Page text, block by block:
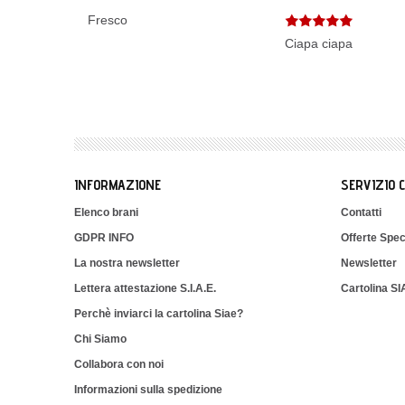
Fresco
Ciapa ciapa
INFORMAZIONE
Elenco brani
GDPR INFO
La nostra newsletter
Lettera attestazione S.I.A.E.
Perchè inviarci la cartolina Siae?
Chi Siamo
Collabora con noi
Informazioni sulla spedizione
SERVIZIO
Contatti
Offerte
Newsletter
Cartolina